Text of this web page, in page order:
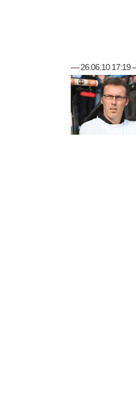
—26.06.10 17:19